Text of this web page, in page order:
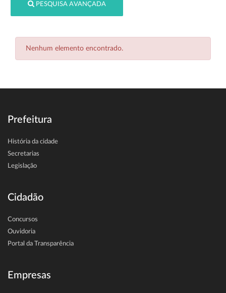
PESQUISA AVANÇADA
Nenhum elemento encontrado.
Prefeitura
História da cidade
Secretarias
Legislação
Cidadão
Concursos
Ouvidoria
Portal da Transparência
Empresas